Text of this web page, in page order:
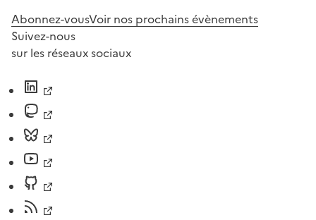
Abonnez-vousVoir nos prochains évènements
Suivez-nous
sur les réseaux sociaux